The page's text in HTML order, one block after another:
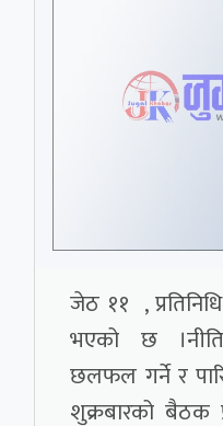
जेठ ११ ,
भएको छ ।नीति
छलफल गर्ने र
शुक्रबारको बैठक